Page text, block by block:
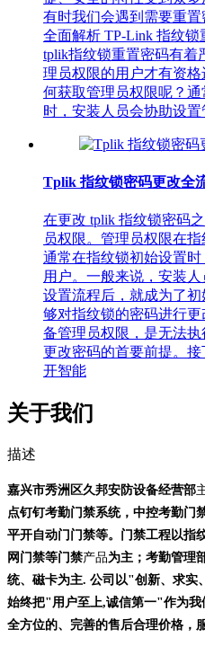
有时我们会遇到需要重
全面解析 TP-Link 指纹锁
tplik指纹锁重置密码有着
理员权限的用户才有资
何获取管理员权限呢？
时，安装人员会协助设
Tplik 指纹锁密码更改全
在更改 tplik 指纹锁密码
员权限。管理员权限在
通常在指纹锁初始设置
用户。一般来说，安装
设置流程后，就成为了
够对指纹锁的密码进行
备管理员权限，是无法
更改密码的首要前提。
开智能
关于我们
描述
嘉兴市秀洲区久邦安防设备经营部
点钉钉考勤门禁系统，中控考勤门
平开自动门门禁等。门禁工程以指
网门禁等门禁产品为主；考勤管理
统、磁卡为主. 公司以"创新、求实
始终把"用户至上,诚信第一"作为我
全方位的、完善的售后合理价格，